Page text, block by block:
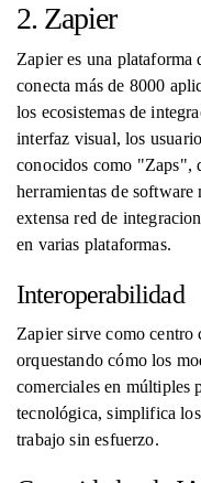
2. Zapier
Zapier es una
conecta más de 8000
los ecosistemas de
interfaz visual, los
conocidos como "Zaps",
herramientas de
extensa red de
en varias plataformas.
Interoperabilidad
Zapier sirve como centro
orquestando cómo los
comerciales en múltiples
tecnológica, simplifica
trabajo sin esfuerzo.